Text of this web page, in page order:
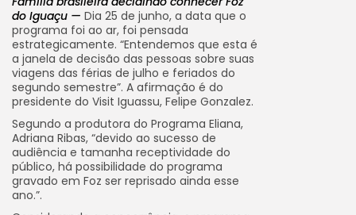
do Iguaçu — Dia 25 de junho, a data que o
programa foi ao ar, foi pensada
estrategicamente. “Entendemos que esta é
a janela de decisão das pessoas sobre suas
viagens das férias de julho e feriados do
segundo semestre”. A afirmação é do
presidente do Visit Iguassu, Felipe Gonzalez.
Segundo a produtora do Programa Eliana,
Adriana Ribas, “devido ao sucesso de
audiência e tamanha receptividade do
público, há possibilidade do programa
gravado em Foz ser reprisado ainda esse
ano.”.